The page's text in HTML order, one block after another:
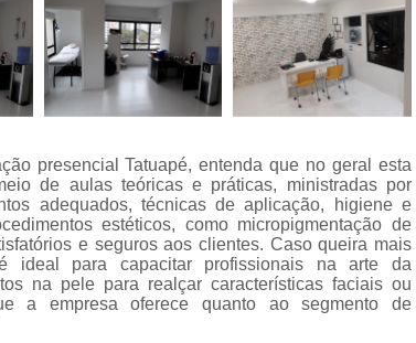
Curso
Curso Presencial
Cursos de
Cursos de Micropigmentação de
Micropigmentação Capilar com
Micropigmentação Capilar em
Micropigmentação Capilar
Micropigmentação Capilar nas
Micropigmentação Capilar para
presencial Tatuapé, entenda que no geral esta
de aulas teóricas e práticas, ministradas por
adequados, técnicas de aplicação, higiene e
estéticos, como micropigmentação de
e seguros aos clientes. Caso queira mais
ideal para capacitar profissionais na arte da
na pele para realçar características faciais ou
a empresa oferece quanto ao segmento de